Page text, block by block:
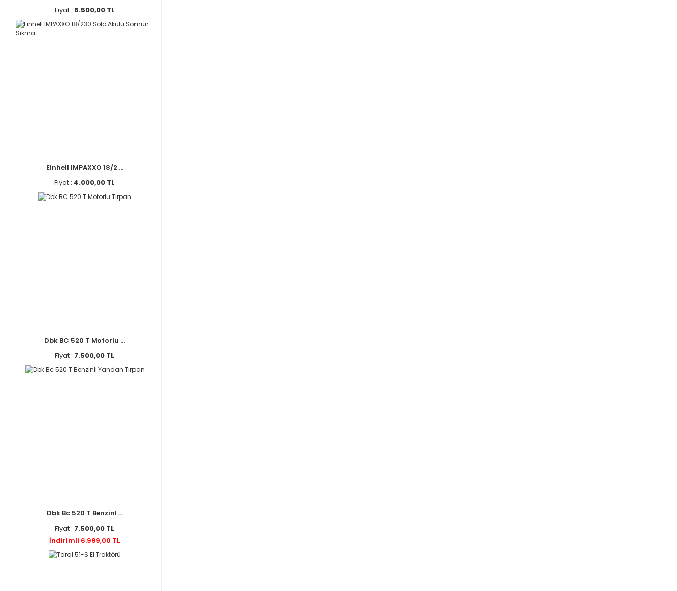
Fiyat : 6.500,00 TL
Einhell IMPAXXO 18/2 ...
Fiyat : 4.000,00 TL
Dbk BC 520 T Motorlu ...
Fiyat : 7.500,00 TL
Dbk Bc 520 T Benzinl ...
Fiyat : 7.500,00 TL
İndirimli 6.999,00 TL